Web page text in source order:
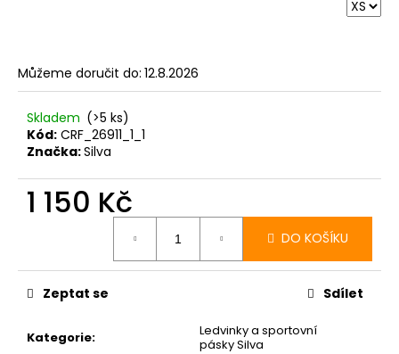
Můžeme doručit do: 12.8.2026
Skladem (>5 ks)
Kód: CRF_26911_1_1
Značka:Silva
1 150 Kč
DO KOŠÍKU
Kategorie:
Ledvinky a sportovní
pásky Silva
Zeptat se Sdílet
S
-
BÍLÁ
192
Kč